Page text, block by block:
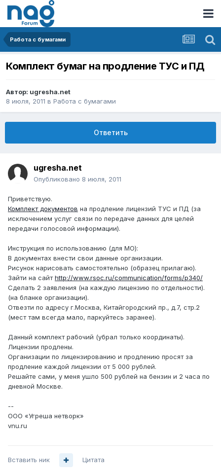
Работа с бумагами
Комплект бумаг на продление ТУС и ПД
Автор: ugresha.net
8 июля, 2011 в Работа с бумагами
Ответить
ugresha.net
Опубликовано 8 июля, 2011
Приветствую.
Комплект документов на продление лицензий ТУС и ПД (за
исключением услуг связи по передаче данных для целей
передачи голосовой информации).
Инструкция по использованию (для МО):
В документах внести свои данные организации.
Рисунок нарисовать самостоятельно (образец прилагаю).
Зайти на сайтhttp://www.rsoc.ru/communication/forms/p340/
Сделать 2 заявления (на каждую лицензию по отдельности).
(на бланке организации).
Отвезти по адресу г.Москва, Китайгородский пр., д.7, стр.2
(мест там всегда мало, паркуйтесь заранее).
Данный комплект рабочий (убрал только координаты).
Лицензии продлены.
Организации по лицензированию и продлению просят за
продление каждой лицензии от 5 000 рублей.
Решайте сами, у меня ушло 500 рублей на бензин и 2 часа по
дневной Москве.
--
ООО «Угреша нетворк»
vnu.ru
Вставить ник Цитата